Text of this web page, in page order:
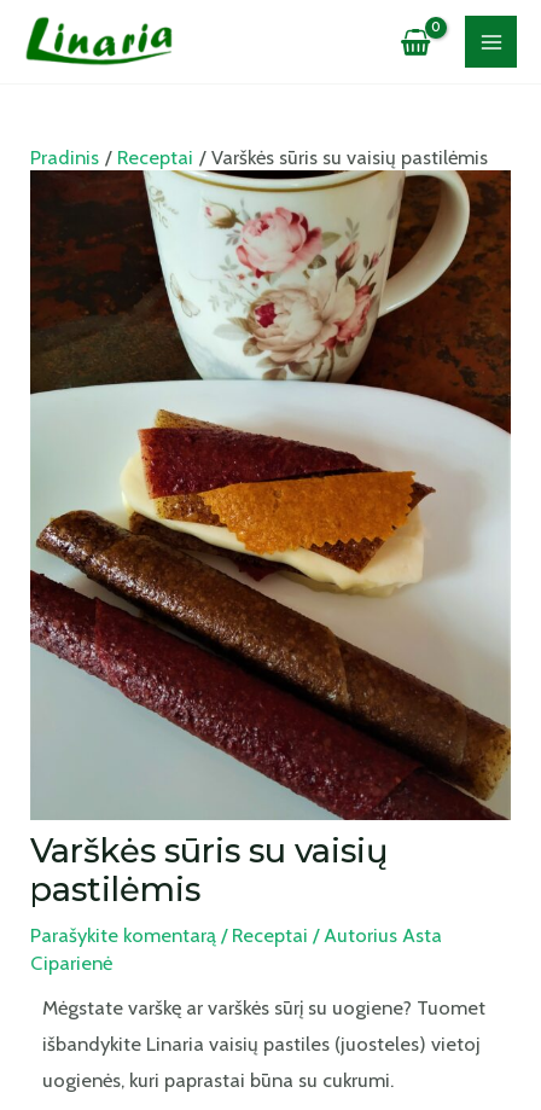
Pradinis Receptai Varškės sūris su vaisių pastilėmis
Varškės sūris su vaisių
pastilėmis
Parašykite komentarą / Receptai / Autorius Asta
Ciparienė
Mėgstate varškę ar varškės sūrį su uogiene? Tuomet
išbandykite Linaria vaisių pastiles (juosteles) vietoj
uogienės, kuri paprastai būna su cukrumi.